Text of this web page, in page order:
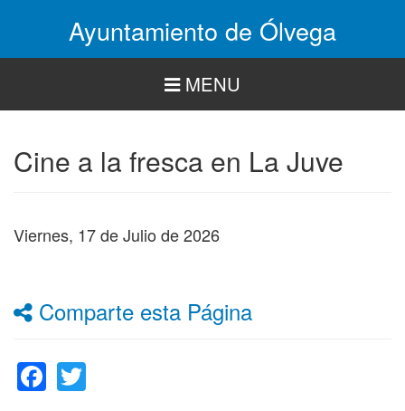
Ayuntamiento de Ólvega
MENU
Cine a la fresca en La Juve
Viernes, 17 de Julio de 2026
Comparte esta Página
Facebook